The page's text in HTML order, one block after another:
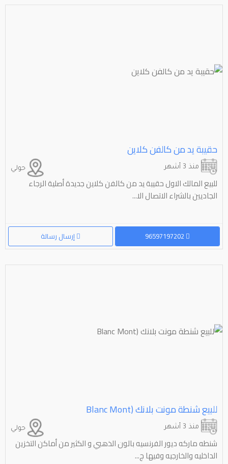
حقيبة يد من كالفن كلاين
حولي منذ 3 أشهر
للبيع المالك الاول حقيبة يد من كالفن كلاين جديدة أصلية الرجاء
الجاديين بالشراء الاتصال الا...
إرسال رسالة
للبيع شنطة مونت بلانك (⁦⁦Mont⁩⁩ ⁦⁦Blanc⁩⁩
حولي منذ 3 أشهر
شنطه ماركه ديور الفرنسيه بالون الذهبي و الكثير من أماكن التخزين
الداخليه والخارجيه وفيها ج...